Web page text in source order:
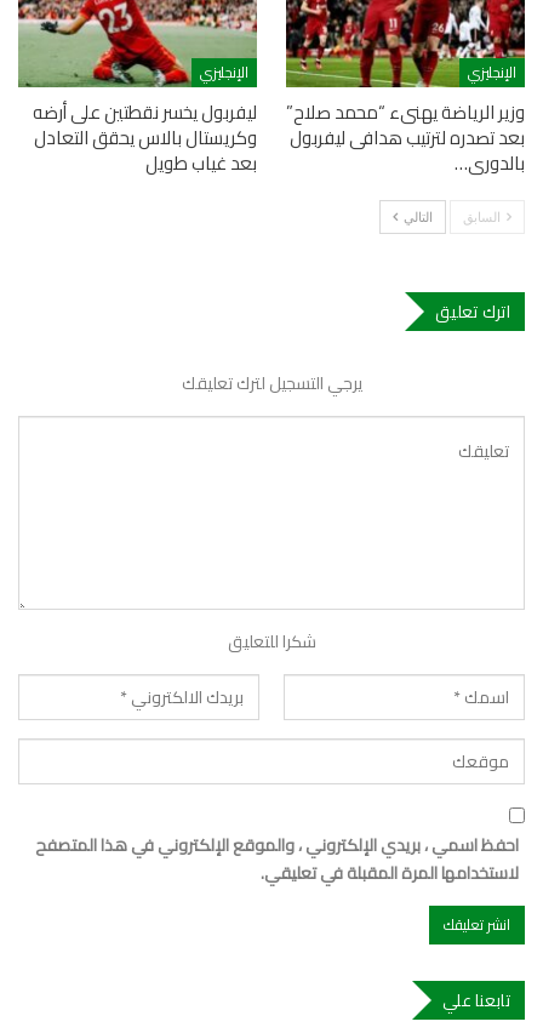
الإنجليزي
وزير الرياضة يهنىء “محمد صلاح”
بعد تصدره لترتيب هدافى ليفربول
بالدورى…
الإنجليزي
ليفربول يخسر نقطتين على أرضه
وكريستال بالاس يحقق التعادل
بعد غياب طويل
السابق التالي
اترك تعليق
يرجي التسجيل لترك تعليقك
شكرا للتعليق
احفظ اسمي ، بريدي الإلكتروني ، والموقع الإلكتروني في هذا المتصفح
لاستخدامها المرة المقبلة في تعليقي.
تابعنا علي